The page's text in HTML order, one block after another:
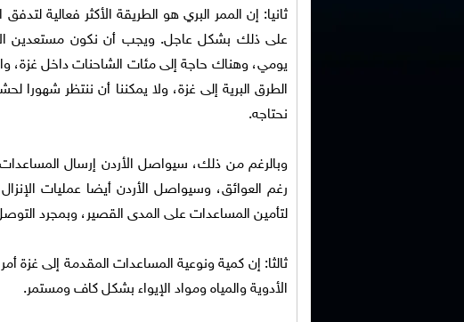
ثانيا: إن الممر البري هو الطريقة الأكثر فعالية
على ذلك بشكل عاجل. ويجب أن نكون مستعدين
يومي، وهناك حاجة إلى مئات الشاحنات داخل غزة،
الطرق البرية إلى غزة، ولا يمكننا أن ننتظر شهورا
نحتاجه.
وبالرغم من ذلك، سيواصل الأردن إرسال
رغم العوائق، وسيواصل الأردن أيضا عمليات
لتأمين المساعدات على المدى القصير، وبمجرد
ثالثا: إن كمية ونوعية المساعدات المقدمة إلى غزة
الأدوية والمياه ومواد الإيواء بشكل كاف ومستمر.